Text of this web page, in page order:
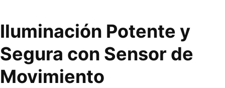
Iluminación Potente y
Segura con Sensor de
Movimiento